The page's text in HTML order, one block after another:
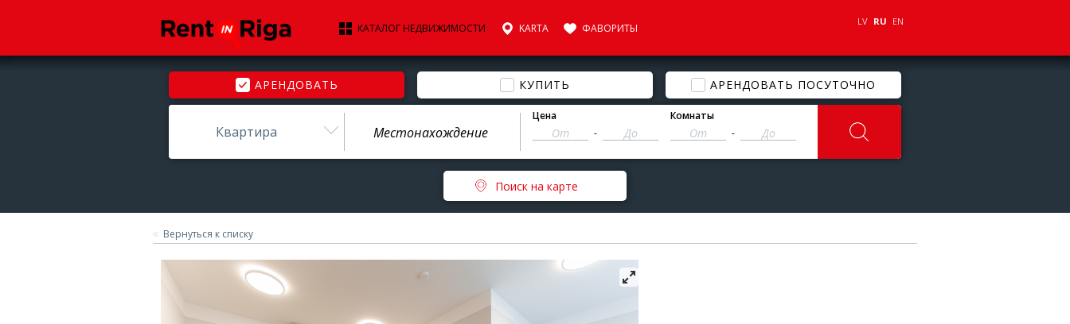
КАТАЛОГ НЕДВИЖИМОСТИ KARTA ФАВОРИТЫ
LV RU EN
АРЕНДОВАТЬ КУПИТЬ АРЕНДОВАТЬ ПОСУТОЧНО
Квартира
Цена
-
Комнаты
-
Поиск на карте
Вернуться к списку